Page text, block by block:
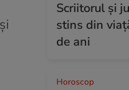
Scriitorul și
stins din
de ani
Horoscop